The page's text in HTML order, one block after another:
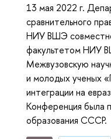
13 мая 2022 г.
сравнительного
НИУ ВШЭ
факультетом НИУ
Межвузовскую
и молодых ученых
интеграции на
Конференция была
образования СССР.